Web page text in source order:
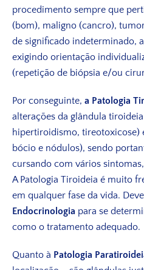
procedimento sempre que
(bom), maligno (cancro),
de significado indeterminado,
exigindo orientação
(repetição de biópsia e/ou
Por conseguinte, a Patologia
alterações da glândula
hipertiroidismo, tireotoxicose)
bócio e nódulos), sendo
cursando com vários
A Patologia Tiroideia é muito
em qualquer fase da vida.
Endocrinologia para se
como o tratamento adequado.
Quanto à Patologia